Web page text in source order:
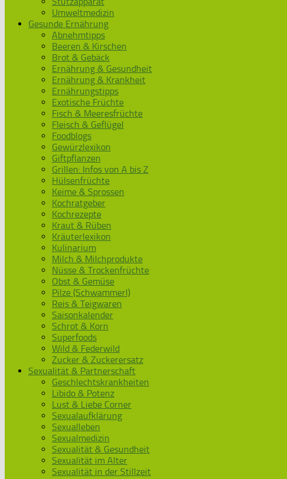
Umweltmedizin
Gesunde Ernährung
Abnehmtipps
Beeren & Kirschen
Brot & Gebäck
Ernährung & Gesundheit
Ernährung & Krankheit
Ernährungstipps
Exotische Früchte
Fisch & Meeresfrüchte
Fleisch & Geflügel
Foodblogs
Gewürzlexikon
Giftpflanzen
Grillen: Infos von A bis Z
Hülsenfrüchte
Keime & Sprossen
Kochratgeber
Kochrezepte
Kraut & Rüben
Kräuterlexikon
Kulinarium
Milch & Milchprodukte
Nüsse & Trockenfrüchte
Obst & Gemüse
Pilze (Schwammerl)
Reis & Teigwaren
Saisonkalender
Schrot & Korn
Superfoods
Wild & Federwild
Zucker & Zuckerersatz
Sexualität & Partnerschaft
Geschlechtskrankheiten
Libido & Potenz
Lust & Liebe Corner
Sexualaufklärung
Sexualleben
Sexualmedizin
Sexualität & Gesundheit
Sexualität im Alter
Sexualität in der Stillzeit